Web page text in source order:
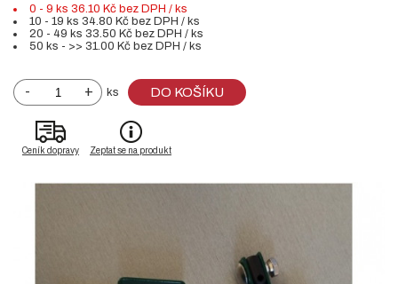
0 - 9 ks 36.10 Kč bez DPH / ks
10 - 19 ks 34.80 Kč bez DPH / ks
20 - 49 ks 33.50 Kč bez DPH / ks
50 ks - >> 31.00 Kč bez DPH / ks
- + ks DO KOŠÍKU
Ceník dopravy Zeptat se na produkt